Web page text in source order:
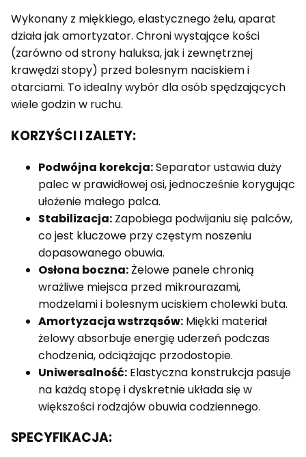
Wykonany z miękkiego, elastycznego żelu, aparat
działa jak amortyzator. Chroni wystające kości
(zarówno od strony haluksa, jak i zewnętrznej
krawędzi stopy) przed bolesnym naciskiem i
otarciami. To idealny wybór dla osób spędzających
wiele godzin w ruchu.
KORZYŚCI I ZALETY:
Podwójna korekcja:Separator ustawia duży
palec w prawidłowej osi, jednocześnie korygując
ułożenie małego palca.
Stabilizacja: Zapobiega podwijaniu się palców,
co jest kluczowe przy częstym noszeniu
dopasowanego obuwia.
Osłona boczna:Żelowe panele chronią
wrażliwe miejsca przed mikrourazami,
modzelami i bolesnym uciskiem cholewki buta.
Amortyzacja wstrząsów: Miękki materiał
żelowy absorbuje energię uderzeń podczas
chodzenia, odciążając przodostopie.
Uniwersalność: Elastyczna konstrukcja pasuje
na każdą stopę i dyskretnie układa się w
większości rodzajów obuwia codziennego.
SPECYFIKACJA: